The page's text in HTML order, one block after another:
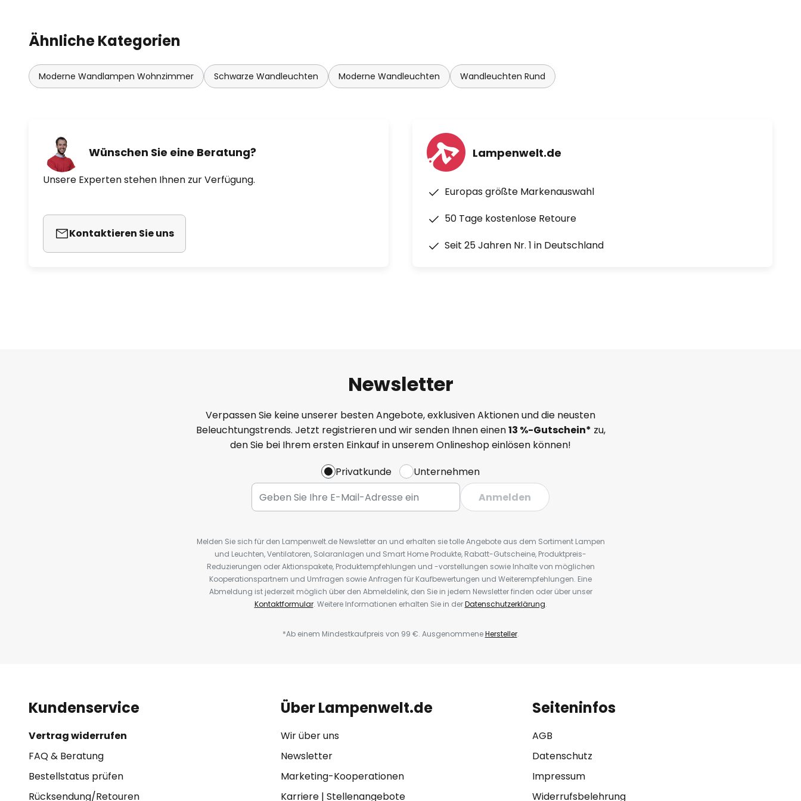
Ähnliche Kategorien
Moderne Wandlampen Wohnzimmer Schwarze Wandleuchten Moderne Wandleuchten Wandleuchten Rund
Wünschen Sie eine Beratung?
Unsere Experten stehen Ihnen zur Verfügung.
Kontaktieren Sie uns
Lampenwelt.de
Europas größte Markenauswahl
50 Tage kostenlose Retoure
Seit 25 Jahren Nr. 1 in Deutschland
Newsletter
Verpassen Sie keine unserer besten Angebote, exklusiven Aktionen und die neusten
Beleuchtungstrends. Jetzt registrieren und wir senden Ihnen einen13 %-Gutschein* zu,
den Sie bei Ihrem ersten Einkauf in unserem Onlineshop einlösen können!
Privatkunde
Unternehmen
Anmelden
Melden Sie sich für den Lampenwelt.de Newsletter an und erhalten sie tolle Angebote aus dem Sortiment Lampen
und Leuchten, Ventilatoren, Solaranlagen und Smart Home Produkte, Rabatt-Gutscheine, Produktpreis-
Reduzierungen oder Aktionspakete, Produktempfehlungen und -vorstellungen sowie Inhalte von möglichen
Kooperationspartnern und Umfragen sowie Anfragen für Kaufbewertungen und Weiterempfehlungen. Eine
Abmeldung ist jederzeit möglich über den Abmeldelink, den Sie in jedem Newsletter finden oder über unser
Kontaktformular. Weitere Informationen erhalten Sie in derDatenschutzerklärung.
*Ab einem Mindestkaufpreis von 99 €. AusgenommeneHersteller.
Kundenservice
Vertrag widerrufen
FAQ & Beratung
Bestellstatus prüfen
Rücksendung/Retouren
Über Lampenwelt.de
Wir über uns
Newsletter
Marketing-Kooperationen
Karriere| Stellenangebote
Seiteninfos
AGB
Datenschutz
Impressum
Widerrufsbelehrung